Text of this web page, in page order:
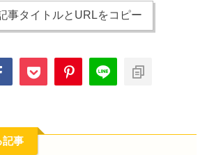
事タイトルとURLをコピー
記事